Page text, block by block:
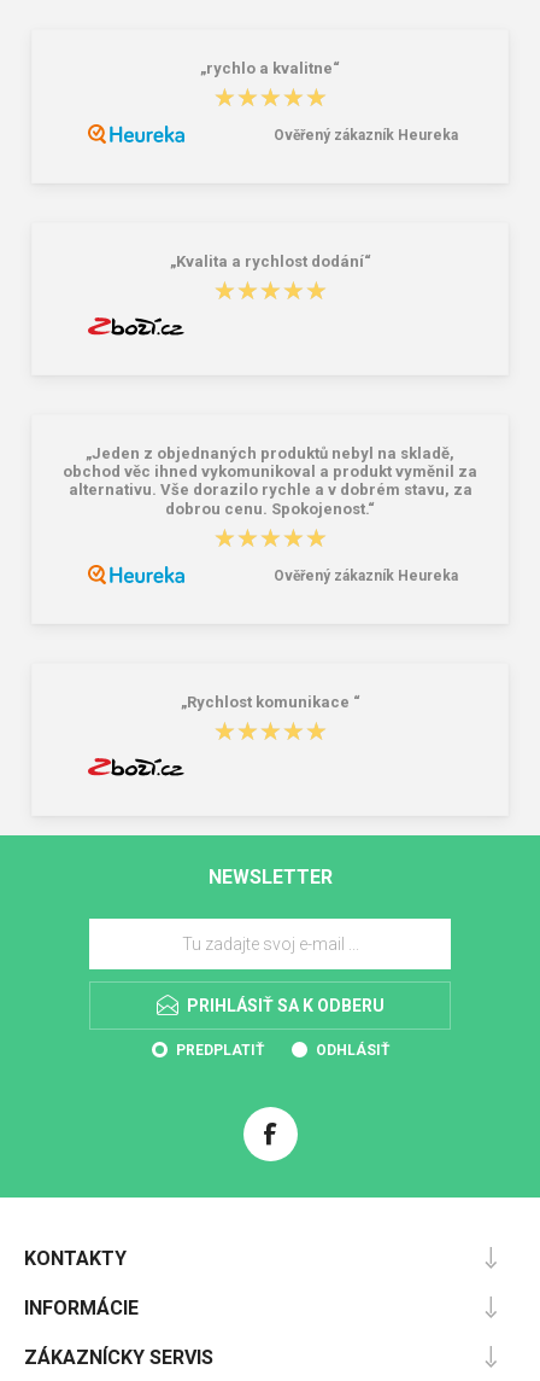
Procera X-BRUK Pracovné rukavice
0,68 €
125cm, textilné, spona s logom CXS
7,42 €
„rychlo a kvalitne“
★★★★★
★★★★★
Ověřený zákazník Heureka
„Kvalita a rychlost dodání“
★★★★★
★★★★★
„Jeden z objednaných produktů nebyl na skladě,
obchod věc ihned vykomunikoval a produkt vyměnil za
alternativu. Vše dorazilo rychle a v dobrém stavu, za
dobrou cenu. Spokojenost.“
★★★★★
★★★★★
Ověřený zákazník Heureka
„Rychlost komunikace “
★★★★★
★★★★★
NEWSLETTER
PRIHLÁSIŤ SA K ODBERU
PREDPLATIŤ ODHLÁSIŤ
KONTAKTY
INFORMÁCIE
ZÁKAZNÍCKY SERVIS